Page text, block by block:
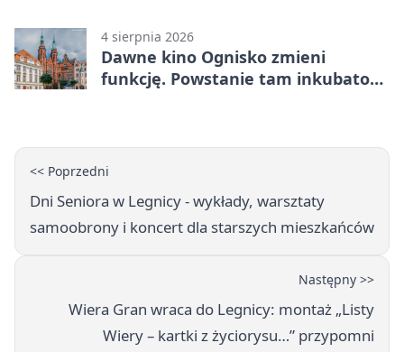
4 sierpnia 2026
Dawne kino Ognisko zmieni
funkcję. Powstanie tam inkubator
<< Poprzedni
Dni Seniora w Legnicy - wykłady, warsztaty
samoobrony i koncert dla starszych mieszkańców
Następny >>
Wiera Gran wraca do Legnicy: montaż „Listy
Wiery – kartki z życiorysu…” przypomni